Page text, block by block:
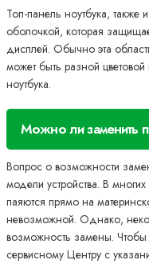
Топ-панель ноутбука, также
оболочкой, которая
дисплей. Обычно эта
может быть разной
ноутбука.
Можно ли заменить
Вопрос о возможности
модели устройства. В
паяются прямо на
невозможной. Однако,
возможность замены. Чтобы
сервисному Центру с